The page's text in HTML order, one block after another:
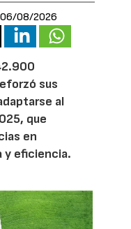
06/08/2026
sus
al
que
en
y eficiencia.